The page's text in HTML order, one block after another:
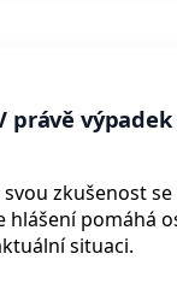
právě
zkušenost
hlášení pomáhá
situaci.